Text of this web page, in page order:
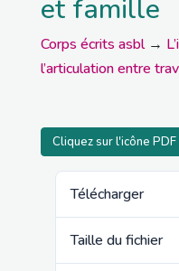
et famille
Corps écrits asbl→
l’articulation entre
Cliquez sur l'icône PDF
Télécharger
Taille du fichier